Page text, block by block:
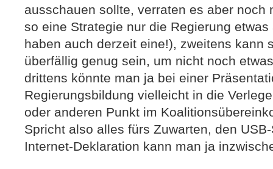
ausschauen sollte, verraten es aber noch
so eine Strategie nur die Regierung
haben auch derzeit eine!), zweitens kann
überfällig genug sein, um nicht noch
drittens könnte man ja bei einer
Regierungsbildung vielleicht in die
oder anderen Punkt im
Spricht also alles fürs Zuwarten, den
Internet-Deklaration kann man ja